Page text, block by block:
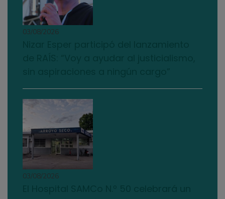
03/08/2026
03/08/2026